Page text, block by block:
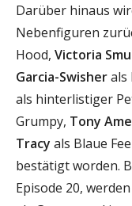
Darüber hinaus
Nebenfiguren
Hood, Victoria
Garcia-Swisherals
als hinterlistiger
Grumpy, Tony
Tracy als Blaue
bestätigt worden.
Episode 20, werden